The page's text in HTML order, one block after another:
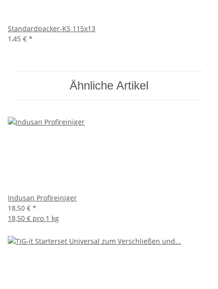
Standardpacker-KS 115x13
1,45 € *
Ähnliche Artikel
Indusan Profireiniger
18,50 € *
18,50 € pro 1 kg